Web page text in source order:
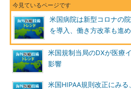
米国病院は新型コロナの
を導入、働き方改革も進
米国規制当局のDXが医療
影響
米国HIPAA規則改正にみ